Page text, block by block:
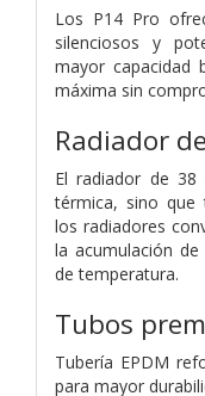
Los P14 Pro
silenciosos y
mayor capacidad
máxima sin
Radiador
El radiador de
térmica, sino que
los radiadores
la acumulación
de temperatura.
Tubos
Tubería EPDM
para mayor